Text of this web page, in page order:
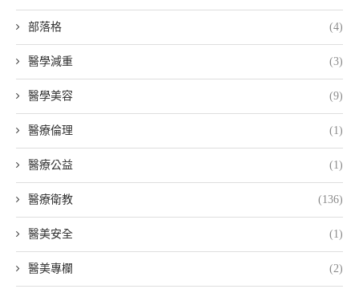
部落格 (4)
醫學減重 (3)
醫學美容 (9)
醫療倫理 (1)
醫療公益 (1)
醫療衛教 (136)
醫美安全 (1)
醫美專欄 (2)